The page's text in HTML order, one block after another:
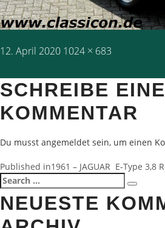
Posted
12. April 2020 Full
1024 × 683
SCHREIBE
KOMMENTAR
Du musst angemeldet sein, um einen
Published in1961 – JAGUAR E-Type 3,8
Search
for:
Search
NEUESTE